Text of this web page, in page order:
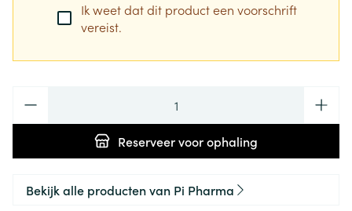
Ik weet dat dit product een voorschrift
vereist.
Reserveervoor ophaling
Bekijk alle producten van Pi Pharma